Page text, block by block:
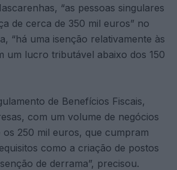
“as pessoas singulares
de cerca de 350 mil euros” no
“há uma isenção relativamente às
um lucro tributável abaixo dos 150
de Benefícios Fiscais,
com um volume de negócios
os 250 mil euros, que cumpram
como a criação de postos
de derrama”, precisou.